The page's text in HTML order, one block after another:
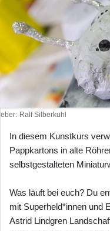
Ralf Silberkuhl
In diesem Kunstkurs
Pappkartons in alte
selbstgestalteten
Was läuft bei euch? Du
mit Superheld*innen und
Astrid Lindgren